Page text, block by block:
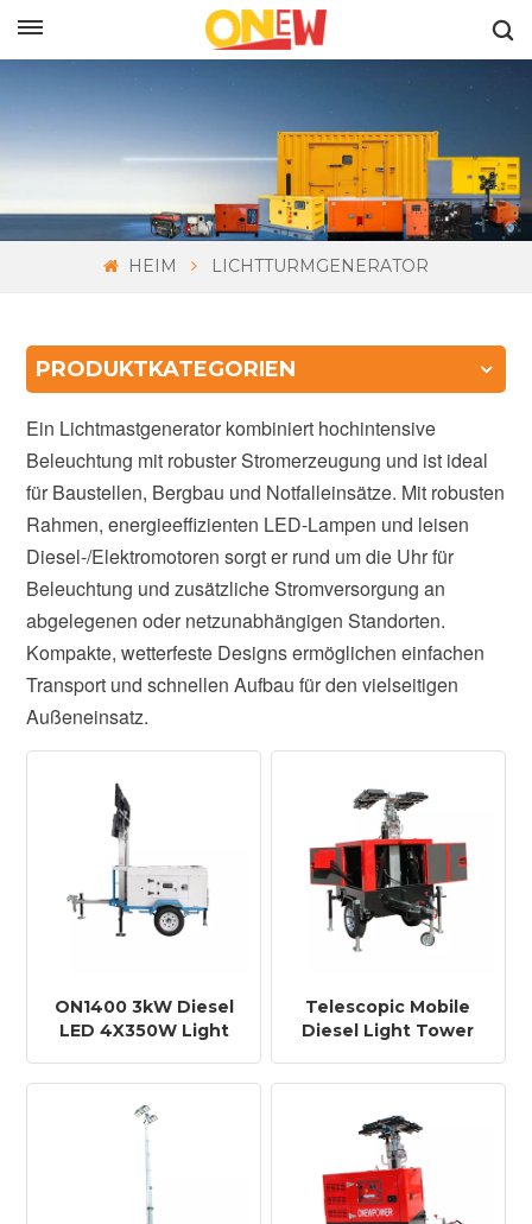
HEIM LICHTTURMGENERATOR
PRODUKTKATEGORIEN
Ein Lichtmastgenerator kombiniert hochintensive
Beleuchtung mit robuster Stromerzeugung und ist ideal
für Baustellen, Bergbau und Notfalleinsätze. Mit robusten
Rahmen, energieeffizienten LED-Lampen und leisen
Diesel-/Elektromotoren sorgt er rund um die Uhr für
Beleuchtung und zusätzliche Stromversorgung an
abgelegenen oder netzunabhängigen Standorten.
Kompakte, wetterfeste Designs ermöglichen einfachen
Transport und schnellen Aufbau für den vielseitigen
Außeneinsatz.
ON1400 3kW Diesel
LED 4X350W Light
Portable Mobile
Construction
Lighting Tower
Telescopic Mobile
Diesel Light Tower
Construction Sites